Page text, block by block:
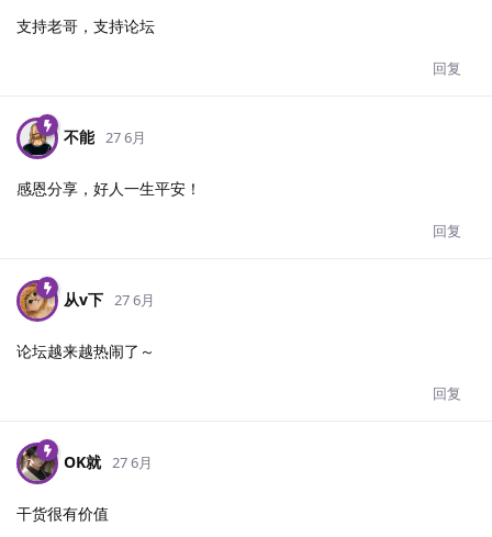
支持老哥，支持论坛
回复
不能 27 6月
感恩分享，好人一生平安！
回复
从v下 27 6月
论坛越来越热闹了～
回复
OK就 27 6月
干货很有价值